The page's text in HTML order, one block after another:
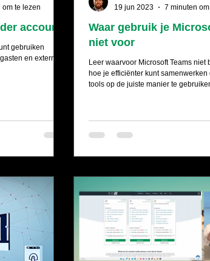
account
gebruiken
en externe
om te lezen
Waar gebruik je
niet voor
Leer waarvoor Microsoft Teams niet
hoe je efficiënter kunt samenwerken
tools op de juiste manier te
19 jun 2023
7 minuten